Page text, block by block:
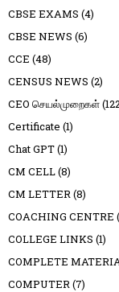
CBSE EXAMS (4)
CBSE NEWS (6)
CCE (48)
CENSUS NEWS (2)
CEO செயல்முறைகள்
Certificate (1)
Chat GPT(1)
CM CELL(8)
CM LETTER(8)
COACHING CENTRE
COLLEGE LINKS (1)
COMPLETE
COMPUTER(7)